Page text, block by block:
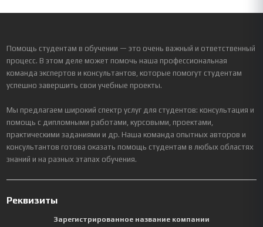
Помощь студентам в обучении — это очень важный и ответственный
процесс. В этом деле может помочь наша профессиональная
команда экспертов и консультантов, которые помогут студентам
успешно завершить свои учебные проекты.
Мы предлагаем широкий спектр услуг для студентов: консультация и
помощь с дипломными работами, курсовыми, проектами,
практическими заданиями и др. Наша команда опытных авторов и
консультантов готова оказать помощь студентам в любых областях
знаний и на разных этапах обучения.
Реквизиты
Зарегистрированное название компании